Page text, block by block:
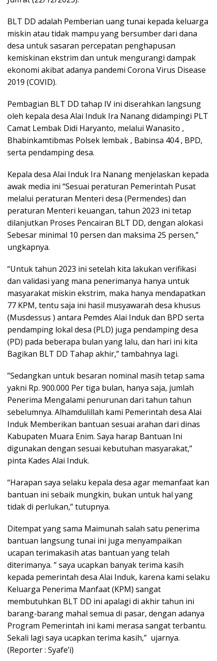
BLT DD adalah Pemberian uang tunai kepada keluarga
miskin atau tidak mampu yang bersumber dari dana
desa untuk sasaran percepatan penghapusan
kemiskinan ekstrim dan untuk mengurangi dampak
ekonomi akibat adanya pandemi Corona Virus Disease
2019 (COVID).
Pembagian BLT DD tahap IV ini diserahkan langsung
oleh kepala desa Alai Induk Ira Nanang didampingi PLT
Camat Lembak Didi Haryanto, melalui Wanasito ,
Bhabinkamtibmas Polsek lembak , Babinsa 404 , BPD,
serta pendamping desa.
Kepala desa Alai Induk Ira Nanang menjelaskan kepada
awak media ini “Sesuai peraturan Pemerintah Pusat
melalui peraturan Menteri desa (Permendes) dan
peraturan Menteri keuangan, tahun 2023 ini tetap
dilanjutkan Proses Pencairan BLT DD, dengan alokasi
Sebesar minimal 10 persen dan maksima 25 persen,”
ungkapnya.
“Untuk tahun 2023 ini setelah kita lakukan verifikasi
dan validasi yang mana penerimanya hanya untuk
masyarakat miskin ekstrim, maka hanya mendapatkan
77 KPM, tentu saja ini hasil musyawarah desa khusus
(Musdessus ) antara Pemdes Alai Induk dan BPD serta
pendamping lokal desa (PLD) juga pendamping desa
(PD) pada beberapa bulan yang lalu, dan hari ini kita
Bagikan BLT DD Tahap akhir,” tambahnya lagi.
”Sedangkan untuk besaran nominal masih tetap sama
yakni Rp. 900.000 Per tiga bulan, hanya saja, jumlah
Penerima Mengalami penurunan dari tahun tahun
sebelumnya. Alhamdulillah kami Pemerintah desa Alai
Induk Memberikan bantuan sesuai arahan dari dinas
Kabupaten Muara Enim. Saya harap Bantuan Ini
digunakan dengan sesuai kebutuhan masyarakat,”
pinta Kades Alai Induk.
“Harapan saya selaku kepala desa agar memanfaat kan
bantuan ini sebaik mungkin, bukan untuk hal yang
tidak di perlukan,” tutupnya.
Ditempat yang sama Maimunah salah satu penerima
bantuan langsung tunai ini juga menyampaikan
ucapan terimakasih atas bantuan yang telah
diterimanya. ” saya ucapkan banyak terima kasih
kepada pemerintah desa Alai Induk, karena kami selaku
Keluarga Penerima Manfaat (KPM) sangat
membutuhkan BLT DD ini apalagi di akhir tahun ini
barang-barang mahal semua di pasar, dengan adanya
Program Pemerintah ini kami merasa sangat terbantu.
Sekali lagi saya ucapkan terima kasih,” ujarnya.
(Reporter : Syafe’i)